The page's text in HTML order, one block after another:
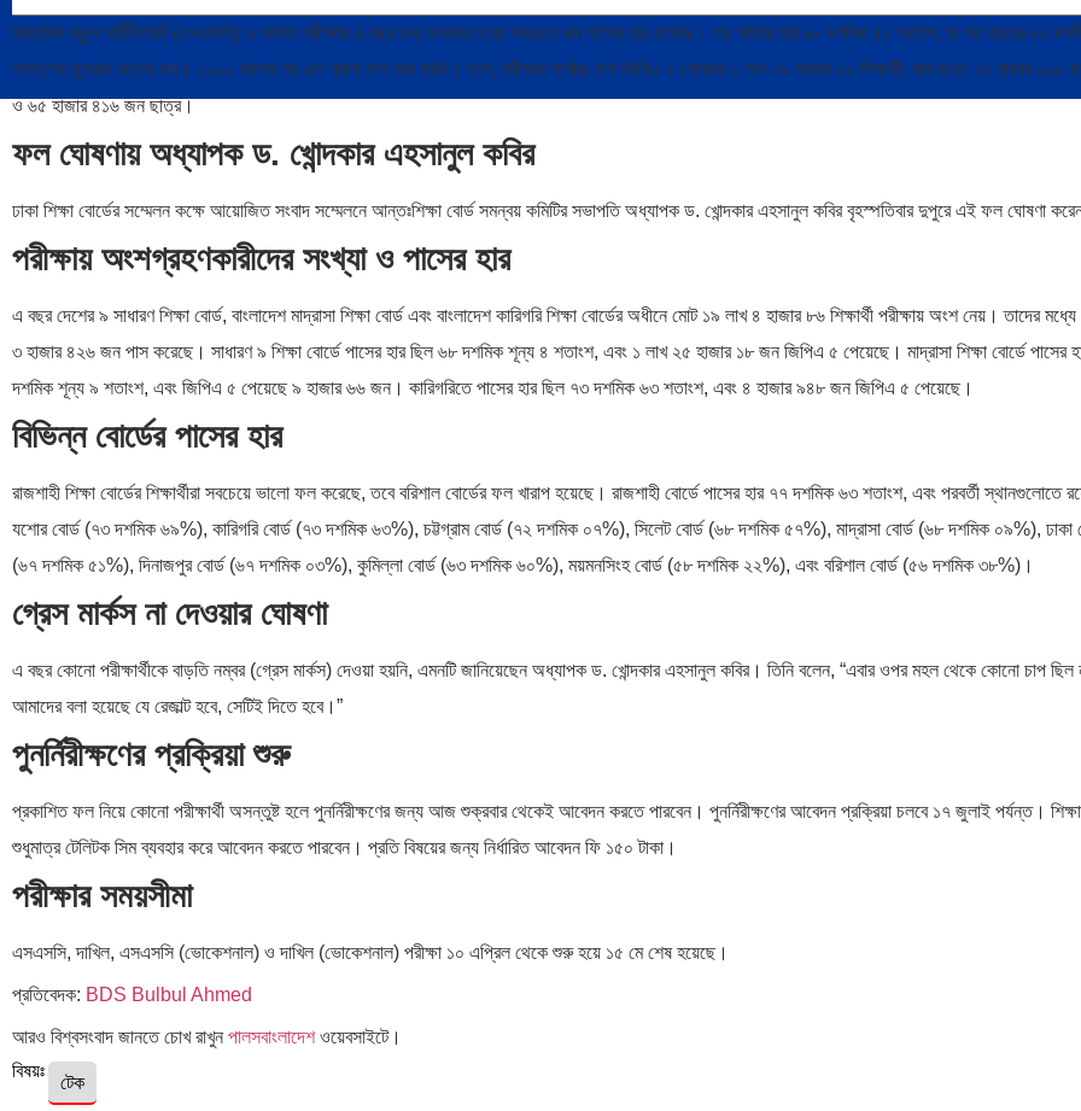
মাধ্যমিক স্কুল সার্টিফিকেট (এসএসসি) ও সমমান পরীক্ষায় এ বছর দেড় দশকের মধ্যে সবচেয়ে কম পাসের হার এসেছে। গড় পাসের হার ৬৮ দশমিক ৪৫ শতাংশ, যা গত বছরের ৮৩
শতাংশের তুলনায় অনেক কম। ২০১০ সালের পর এত খারাপ ফল আর হয়নি। তবে, পরীক্ষার সর্বোচ্চ ফল জিপিএ ৫ পেয়েছে ১ লাখ ৩৯ হাজার ৩২ শিক্ষার্থী, যার মধ্যে ৭৩ হাজার ৬১৬
ও ৬৫ হাজার ৪১৬ জন ছাত্র।
ফল ঘোষণায় অধ্যাপক ড. খোন্দকার এহসানুল কবির
ঢাকা শিক্ষা বোর্ডের সম্মেলন কক্ষে আয়োজিত সংবাদ সম্মেলনে আন্তঃশিক্ষা বোর্ড সমন্বয় কমিটির সভাপতি অধ্যাপক ড. খোন্দকার এহসানুল কবির বৃহস্পতিবার দুপুরে এই ফল ঘোষণা
পরীক্ষায় অংশগ্রহণকারীদের সংখ্যা ও পাসের হার
এ বছর দেশের ৯ সাধারণ শিক্ষা বোর্ড, বাংলাদেশ মাদ্রাসা শিক্ষা বোর্ড এবং বাংলাদেশ কারিগরি শিক্ষা বোর্ডের অধীনে মোট ১৯ লাখ ৪ হাজার ৮৬ শিক্ষার্থী পরীক্ষায় অংশ নেয়। তাদের
৩ হাজার ৪২৬ জন পাস করেছে। সাধারণ ৯ শিক্ষা বোর্ডে পাসের হার ছিল ৬৮ দশমিক শূন্য ৪ শতাংশ, এবং ১ লাখ ২৫ হাজার ১৮ জন জিপিএ ৫ পেয়েছে। মাদ্রাসা শিক্ষা বোর্ডে পাসের
দশমিক শূন্য ৯ শতাংশ, এবং জিপিএ ৫ পেয়েছে ৯ হাজার ৬৬ জন। কারিগরিতে পাসের হার ছিল ৭৩ দশমিক ৬৩ শতাংশ, এবং ৪ হাজার ৯৪৮ জন জিপিএ ৫ পেয়েছে।
বিভিন্ন বোর্ডের পাসের হার
রাজশাহী শিক্ষা বোর্ডের শিক্ষার্থীরা সবচেয়ে ভালো ফল করেছে, তবে বরিশাল বোর্ডের ফল খারাপ হয়েছে। রাজশাহী বোর্ডে পাসের হার ৭৭ দশমিক ৬৩ শতাংশ, এবং পরবর্তী স্থানগুলোতে
যশোর বোর্ড (৭৩ দশমিক ৬৯%), কারিগরি বোর্ড (৭৩ দশমিক ৬৩%), চট্টগ্রাম বোর্ড (৭২ দশমিক ০৭%), সিলেট বোর্ড (৬৮ দশমিক ৫৭%), মাদ্রাসা বোর্ড (৬৮ দশমিক ০৯%), ঢাকা
(৬৭ দশমিক ৫১%), দিনাজপুর বোর্ড (৬৭ দশমিক ০৩%), কুমিল্লা বোর্ড (৬৩ দশমিক ৬০%), ময়মনসিংহ বোর্ড (৫৮ দশমিক ২২%), এবং বরিশাল বোর্ড (৫৬ দশমিক ৩৮%)।
গ্রেস মার্কস না দেওয়ার ঘোষণা
এ বছর কোনো পরীক্ষার্থীকে বাড়তি নম্বর (গ্রেস মার্কস) দেওয়া হয়নি, এমনটি জানিয়েছেন অধ্যাপক ড. খোন্দকার এহসানুল কবির। তিনি বলেন, “এবার ওপর মহল থেকে কোনো চাপ ছিল
আমাদের বলা হয়েছে যে রেজাল্ট হবে, সেটিই দিতে হবে।”
পুনর্নিরীক্ষণের প্রক্রিয়া শুরু
প্রকাশিত ফল নিয়ে কোনো পরীক্ষার্থী অসন্তুষ্ট হলে পুনর্নিরীক্ষণের জন্য আজ শুক্রবার থেকেই আবেদন করতে পারবেন। পুনর্নিরীক্ষণের আবেদন প্রক্রিয়া চলবে ১৭ জুলাই পর্যন্ত।
শুধুমাত্র টেলিটক সিম ব্যবহার করে আবেদন করতে পারবেন। প্রতি বিষয়ের জন্য নির্ধারিত আবেদন ফি ১৫০ টাকা।
পরীক্ষার সময়সীমা
এসএসসি, দাখিল, এসএসসি (ভোকেশনাল) ও দাখিল (ভোকেশনাল) পরীক্ষা ১০ এপ্রিল থেকে শুরু হয়ে ১৫ মে শেষ হয়েছে।
প্রতিবেদক: BDS Bulbul Ahmed
আরও বিশ্বসংবাদ জানতে চোখ রাখুন পালসবাংলাদেশওয়েবসাইটে।
বিষয়ঃ
টেক